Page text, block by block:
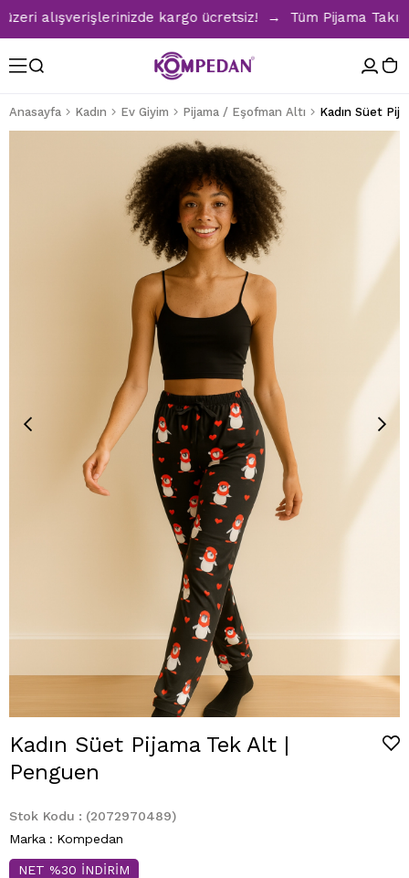
alışverişlerinizde kargo ücretsiz! → Tüm Pijama
Anasayfa Kadın Ev Giyim Pijama / Eşofman Altı Kadın Süet
Kadın Süet Pijama Tek Alt |
Penguen
Stok Kodu
(2072970489)
Marka : Kompedan
NET %30 İNDİRİM